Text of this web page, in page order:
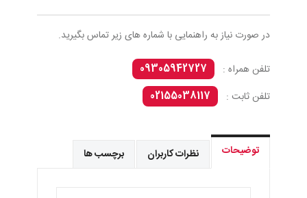
در صورت نیاز به راهنمایی با شماره های زیر تماس بگیرید.
تلفن همراه :
09305942727
تلفن ثابت :
02155038117
توضیحات نظرات کاربران برچسب ها